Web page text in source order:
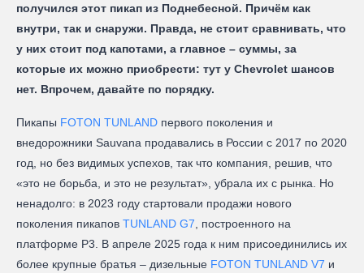
получился этот пикап из Поднебесной. Причём как
внутри, так и снаружи. Правда, не стоит сравнивать, что
у них стоит под капотами, а главное – суммы, за
которые их можно приобрести: тут у Chevrolet шансов
нет. Впрочем, давайте по порядку.
Пикапы FOTON TUNLAND первого поколения и
внедорожники Sauvana продавались в России с 2017 по 2020
год, но без видимых успехов, так что компания, решив, что
«это не борьба, и это не результат», убрала их с рынка. Но
ненадолго: в 2023 году стартовали продажи нового
поколения пикапов TUNLAND G7 , построенного на
платформе P3. В апреле 2025 года к ним присоединились их
более крупные братья – дизельные FOTON TUNLAND V7 и